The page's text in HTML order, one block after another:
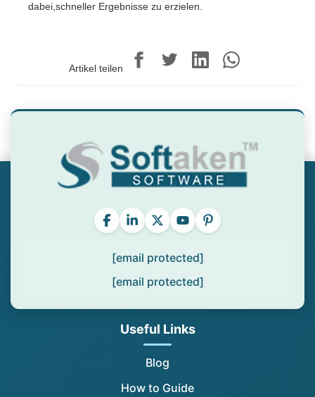
dabei,schneller Ergebnisse zu erzielen.
Artikel teilen
[email protected]
[email protected]
Useful Links
Blog
How to Guide